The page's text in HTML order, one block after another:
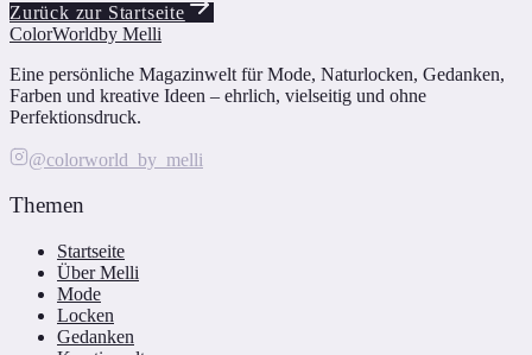
Zurück zur Startseite
ColorWorldby Melli
Eine persönliche Magazinwelt für Mode, Naturlocken, Gedanken,
Farben und kreative Ideen – ehrlich, vielseitig und ohne
Perfektionsdruck.
@colorworld_by_melli
Themen
Startseite
Über Melli
Mode
Locken
Gedanken